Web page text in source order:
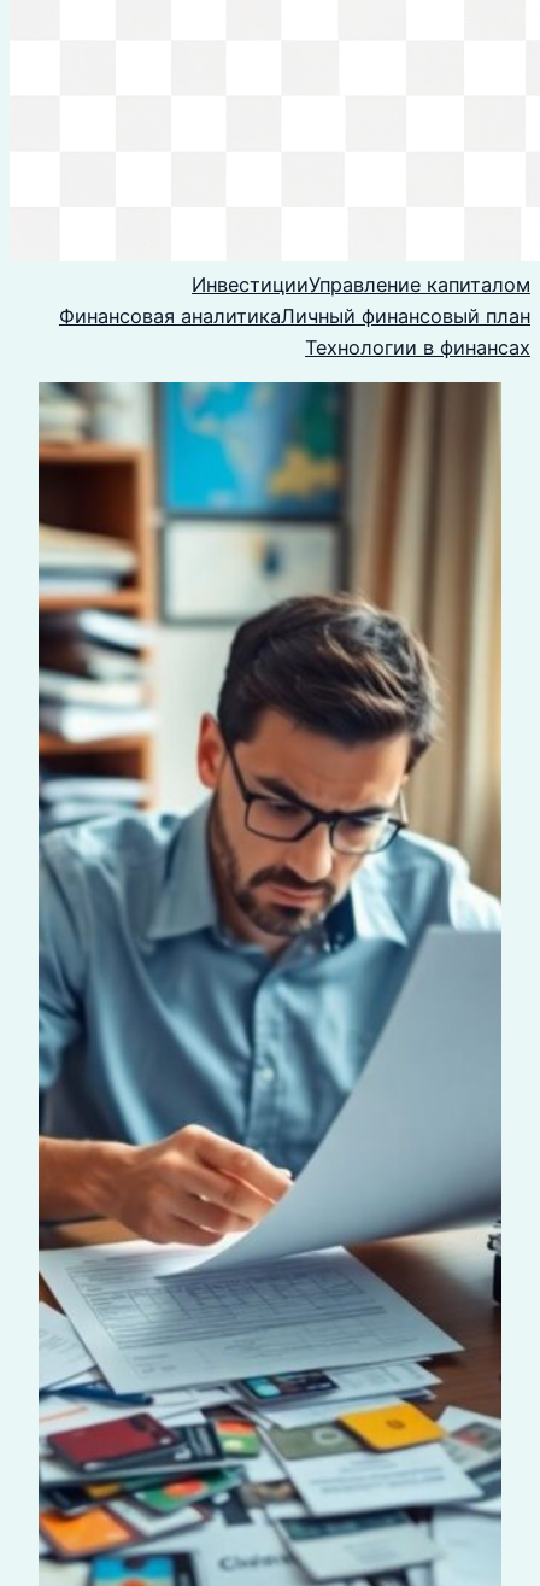
ИнвестицииУправление капиталом
Финансовая аналитикаЛичный финансовый план
Технологии в финансах